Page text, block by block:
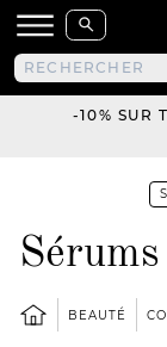
-10% SUR
Sérums
BEAUTÉ